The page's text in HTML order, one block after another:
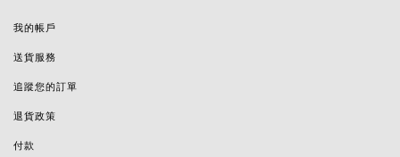
我的帳戶
送貨服務
追蹤您的訂單
退貨政策
付款